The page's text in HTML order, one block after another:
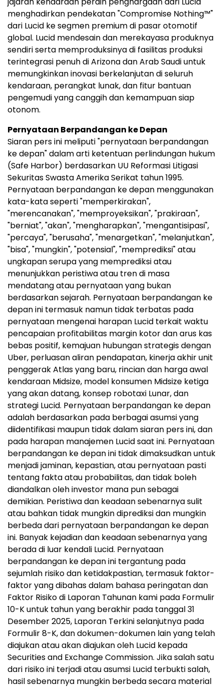
menghadirkan pendekatan "Compromise Nothing™"
dari Lucid ke segmen premium di pasar otomotif
global. Lucid mendesain dan merekayasa produknya
sendiri serta memproduksinya di fasilitas produksi
terintegrasi penuh di Arizona dan Arab Saudi untuk
memungkinkan inovasi berkelanjutan di seluruh
kendaraan, perangkat lunak, dan fitur bantuan
pengemudi yang canggih dan kemampuan siap
otonom.
Pernyataan Berpandangan ke Depan
Siaran pers ini meliputi "pernyataan berpandangan
ke depan" dalam arti ketentuan perlindungan hukum
(Safe Harbor) berdasarkan UU Reformasi Litigasi
Sekuritas Swasta Amerika Serikat tahun 1995.
Pernyataan berpandangan ke depan menggunakan
kata-kata seperti "memperkirakan",
"merencanakan", "memproyeksikan", "prakiraan",
"berniat", "akan", "mengharapkan", "mengantisipasi",
"percaya", "berusaha", "menargetkan", "melanjutkan",
"bisa", "mungkin", "potensial", "memprediksi" atau
ungkapan serupa yang memprediksi atau
menunjukkan peristiwa atau tren di masa
mendatang atau pernyataan yang bukan
berdasarkan sejarah. Pernyataan berpandangan ke
depan ini termasuk namun tidak terbatas pada
pernyataan mengenai harapan Lucid terkait waktu
pencapaian profitabilitas margin kotor dan arus kas
bebas positif, kemajuan hubungan strategis dengan
Uber, perluasan aliran pendapatan, kinerja akhir unit
penggerak Atlas yang baru, rincian dan harga awal
kendaraan Midsize, model konsumen Midsize ketiga
yang akan datang, konsep robotaxi Lunar, dan
strategi Lucid. Pernyataan berpandangan ke depan
adalah berdasarkan pada berbagai asumsi yang
diidentifikasi maupun tidak dalam siaran pers ini, dan
pada harapan manajemen Lucid saat ini. Pernyataan
berpandangan ke depan ini tidak dimaksudkan untuk
menjadi jaminan, kepastian, atau pernyataan pasti
tentang fakta atau probabilitas, dan tidak boleh
diandalkan oleh investor mana pun sebagai
demikian. Peristiwa dan keadaan sebenarnya sulit
atau bahkan tidak mungkin diprediksi dan mungkin
berbeda dari pernyataan berpandangan ke depan
ini. Banyak kejadian dan keadaan sebenarnya yang
berada di luar kendali Lucid. Pernyataan
berpandangan ke depan ini tergantung pada
sejumlah risiko dan ketidakpastian, termasuk faktor-
faktor yang dibahas dalam bahasa peringatan dan
Faktor Risiko di Laporan Tahunan kami pada Formulir
10-K untuk tahun yang berakhir pada tanggal 31
Desember 2025, Laporan Terkini selanjutnya pada
Formulir 8-K, dan dokumen-dokumen lain yang telah
diajukan atau akan diajukan oleh Lucid kepada
Securities and Exchange Commission. Jika salah satu
dari risiko ini terjadi atau asumsi Lucid terbukti salah,
hasil sebenarnya mungkin berbeda secara material